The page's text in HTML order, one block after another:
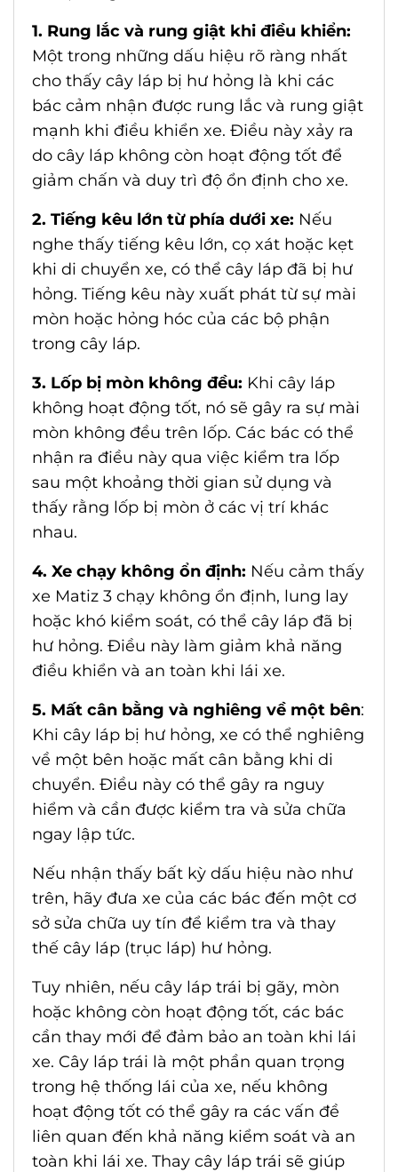
1. Rung lắc và rung giật khi điều khiển:
Một trong những dấu hiệu rõ ràng nhất
cho thấy cây láp bị hư hỏng là khi các
bác cảm nhận được rung lắc và rung giật
mạnh khi điều khiển xe. Điều này xảy ra
do cây láp không còn hoạt động tốt để
giảm chấn và duy trì độ ổn định cho xe.
2. Tiếng kêu lớn từ phía dưới xe: Nếu
nghe thấy tiếng kêu lớn, cọ xát hoặc kẹt
khi di chuyển xe, có thể cây láp đã bị hư
hỏng. Tiếng kêu này xuất phát từ sự mài
mòn hoặc hỏng hóc của các bộ phận
trong cây láp.
3. Lốp bị mòn không đều: Khi cây láp
không hoạt động tốt, nó sẽ gây ra sự mài
mòn không đều trên lốp. Các bác có thể
nhận ra điều này qua việc kiểm tra lốp
sau một khoảng thời gian sử dụng và
thấy rằng lốp bị mòn ở các vị trí khác
nhau.
4. Xe chạy không ổn định: Nếu cảm thấy
xe Matiz 3 chạy không ổn định, lung lay
hoặc khó kiểm soát, có thể cây láp đã bị
hư hỏng. Điều này làm giảm khả năng
điều khiển và an toàn khi lái xe.
5. Mất cân bằng và nghiêng về một bên:
Khi cây láp bị hư hỏng, xe có thể nghiêng
về một bên hoặc mất cân bằng khi di
chuyển. Điều này có thể gây ra nguy
hiểm và cần được kiểm tra và sửa chữa
ngay lập tức.
Nếu nhận thấy bất kỳ dấu hiệu nào như
trên, hãy đưa xe của các bác đến một cơ
sở sửa chữa uy tín để kiểm tra và thay
thế cây láp (trục láp) hư hỏng.
Tuy nhiên, nếu cây láp trái bị gãy, mòn
hoặc không còn hoạt động tốt, các bác
cần thay mới để đảm bảo an toàn khi lái
xe. Cây láp trái là một phần quan trọng
trong hệ thống lái của xe, nếu không
hoạt động tốt có thể gây ra các vấn đề
liên quan đến khả năng kiểm soát và an
toàn khi lái xe. Thay cây láp trái sẽ giúp